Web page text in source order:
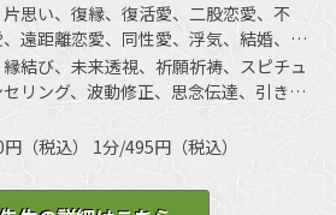
思い、復縁、復活愛、二股恋愛、不
遠距離恋愛、同性愛、浮気、結婚、離
、家庭問題、親子、育児、教育、介
、仕事全般、適職、経営、進路、人間
ママ友、相手の気持ち、人生相談、開
康、金銭など
結び、未来透視、祈願祈祷、スピチュ
リング、波動修正、思念伝達、引き寄
グ、チャネリング、オーラ、チャク
去世、高次との交信、開運、チューニン
、タロットリーディング、オラクルカー
グ、エネルギーヒーリング、エネルギ
（税込） 1分/495円（税込）